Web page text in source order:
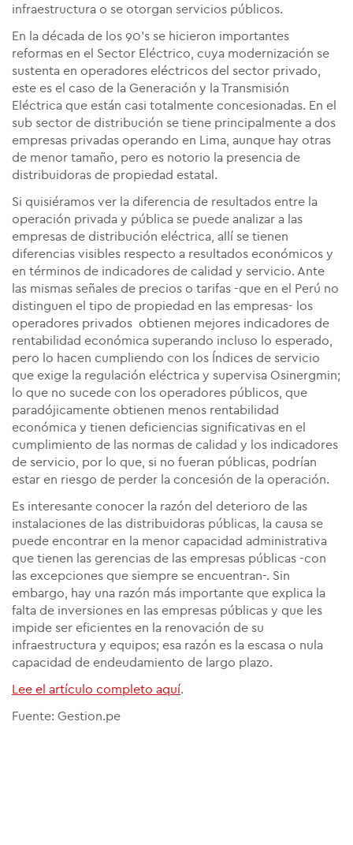
infraestructura o se otorgan servicios públicos.
En la década de los 90's se hicieron importantes
reformas en el Sector Eléctrico, cuya modernización se
sustenta en operadores eléctricos del sector privado,
este es el caso de la Generación y la Transmisión
Eléctrica que están casi totalmente concesionadas. En el
sub sector de distribución se tiene principalmente a dos
empresas privadas operando en Lima, aunque hay otras
de menor tamaño, pero es notorio la presencia de
distribuidoras de propiedad estatal.
Si quisiéramos ver la diferencia de resultados entre la
operación privada y pública se puede analizar a las
empresas de distribución eléctrica, allí se tienen
diferencias visibles respecto a resultados económicos y
en términos de indicadores de calidad y servicio. Ante
las mismas señales de precios o tarifas -que en el Perú no
distinguen el tipo de propiedad en las empresas- los
operadores privados obtienen mejores indicadores de
rentabilidad económica superando incluso lo esperado,
pero lo hacen cumpliendo con los Índices de servicio
que exige la regulación eléctrica y supervisa Osinergmin;
lo que no sucede con los operadores públicos, que
paradójicamente obtienen menos rentabilidad
económica y tienen deficiencias significativas en el
cumplimiento de las normas de calidad y los indicadores
de servicio, por lo que, si no fueran públicas, podrían
estar en riesgo de perder la concesión de la operación.
Es interesante conocer la razón del deterioro de las
instalaciones de las distribuidoras públicas, la causa se
puede encontrar en la menor capacidad administrativa
que tienen las gerencias de las empresas públicas -con
las excepciones que siempre se encuentran-. Sin
embargo, hay una razón más importante que explica la
falta de inversiones en las empresas públicas y que les
impide ser eficientes en la renovación de su
infraestructura y equipos; esa razón es la escasa o nula
capacidad de endeudamiento de largo plazo.
Lee el artículo completo aquí.
Fuente: Gestion.pe